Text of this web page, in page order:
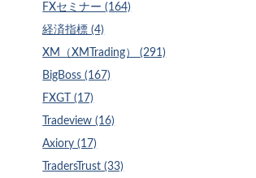
FXセミナー (164)
経済指標 (4)
XM（XMTrading） (291)
BigBoss (167)
FXGT (17)
Tradeview (16)
Axiory (17)
TradersTrust (33)